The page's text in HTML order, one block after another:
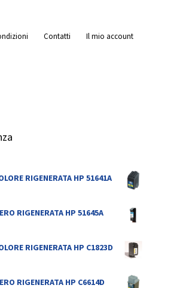
Contatti Il mio account
RIGENERATA HP 51641A
RIGENERATA HP 51645A
RIGENERATA HP C1823D
RIGENERATA HP C6614D